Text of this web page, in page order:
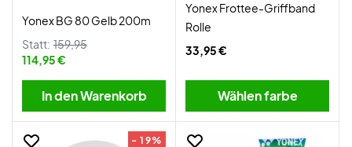
Yonex BG 80 Gelb 200m
Statt: 159,95
114,95 €
In den Warenkorb
Yonex Frottee-Griffband
Rolle
33,95 €
Wählen farbe
- 19%